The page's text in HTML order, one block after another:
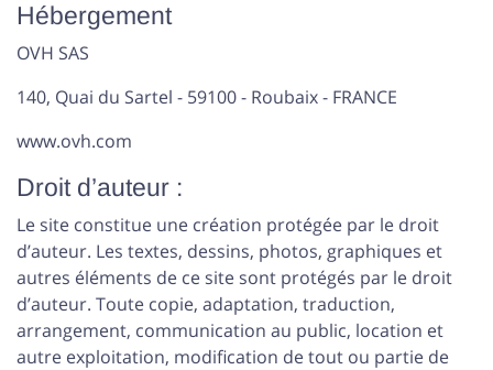
Hébergement
OVH SAS
140, Quai du Sartel - 59100 - Roubaix - FRANCE
www.ovh.com
Droit d’auteur :
Le site constitue une création protégée par le droit
d’auteur. Les textes, dessins, photos, graphiques et
autres éléments de ce site sont protégés par le droit
d’auteur. Toute copie, adaptation, traduction,
arrangement, communication au public, location et
autre exploitation, modification de tout ou partie de